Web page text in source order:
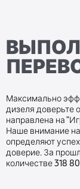
Максимально
дизеля доверьте
направлена на
Наше внимание
определяют
доверие. За
количестве 318